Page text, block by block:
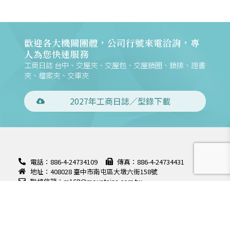
歡迎各大機關團體，公司行號來電洽詢，專
人為您快速服務
工商日誌 台中、交屋夾、交屋包、交屋鎖圈、鎖排、證書
夾、檔案夾、交車夾
2027年工商日誌／型錄下載
電話：886-4-24734109
傳真：886-4-24734431
地址：408028 臺中市南屯區大墩六街158號
聯絡信箱：m168@mountains.com.tw